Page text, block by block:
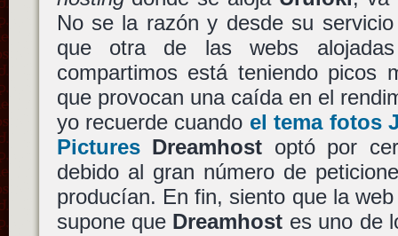
No se la razón y desde su
que otra de las webs
compartimos está teniendo picos
que provocan una caída en el
yo recuerde cuando el tema fotos
Pictures Dreamhost optó por
debido al gran número de
producían. En fin, siento que la
supone que Dreamhost es uno de